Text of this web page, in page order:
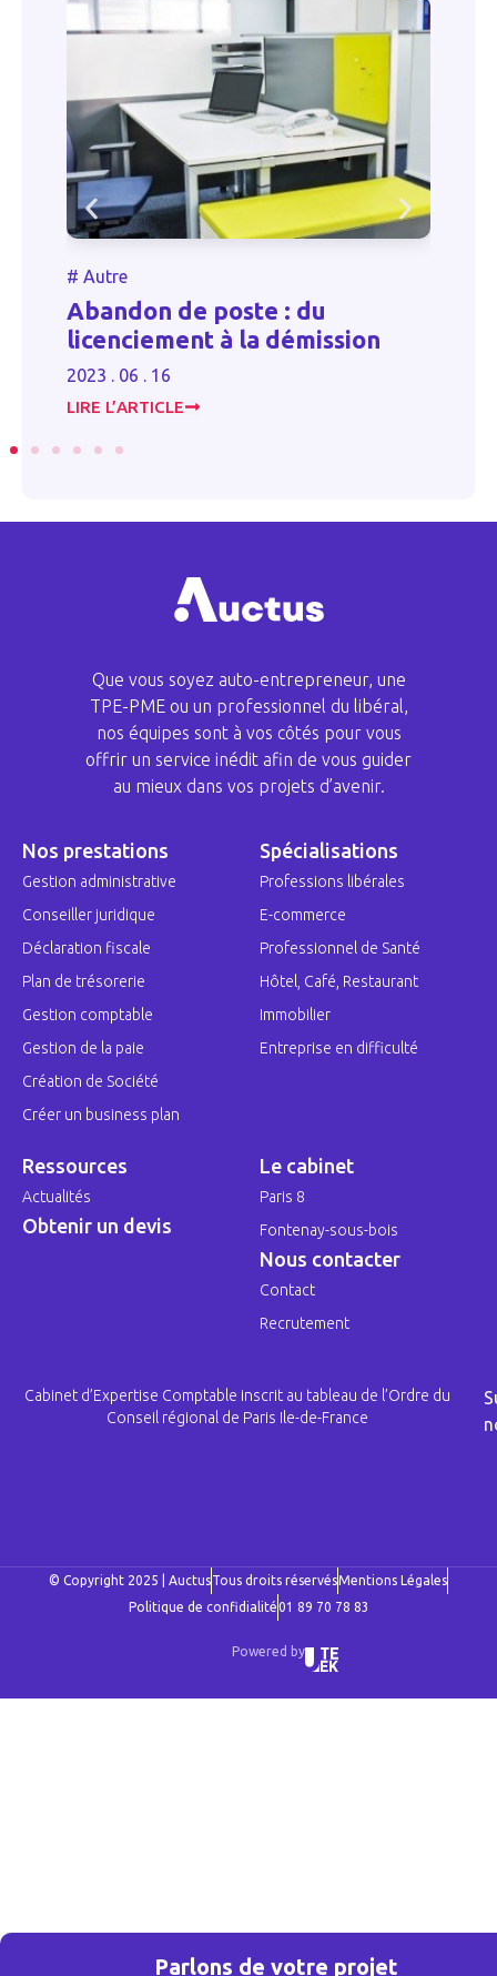
# Autre
Abandon de poste : du
licenciement à la démission
2023 . 06 . 16
LIRE L’ARTICLE
Parlons de votre projet
Que vous soyez auto-entrepreneur, une
TPE-PME ou un professionnel du libéral,
nos équipes sont à vos côtés pour vous
offrir un service inédit afin de vous guider
au mieux dans vos projets d’avenir.
Nos prestations
Gestion administrative
Conseiller juridique
Déclaration fiscale
Plan de trésorerie
Gestion comptable
Gestion de la paie
Création de Société
Créer un business plan
Spécialisations
Professions libérales
E-commerce
Professionnel de Santé
Hôtel, Café, Restaurant
Immobilier
Entreprise en difficulté
Ressources
Actualités
Obtenir un devis
Le cabinet
Paris 8
Fontenay-sous-bois
Nous contacter
Contact
Recrutement
Cabinet d’Expertise Comptable inscrit au tableau de l’Ordre du
Conseil régional de Paris Ile-de-France
© Copyright 2025 | AuctusTous droits réservésMentions Légales
Politique de confidialité01 89 70 78 83
Powered by